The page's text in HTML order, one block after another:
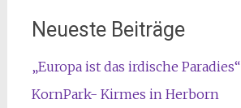
Neueste Beiträge
„Europa ist das irdische Paradies“
KornPark- Kirmes in Herborn